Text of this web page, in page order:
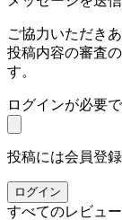
ご協力いただき
投稿内容の審査
す。
ログインが必要
投稿には会員登
ログイン
すべてのレビュー